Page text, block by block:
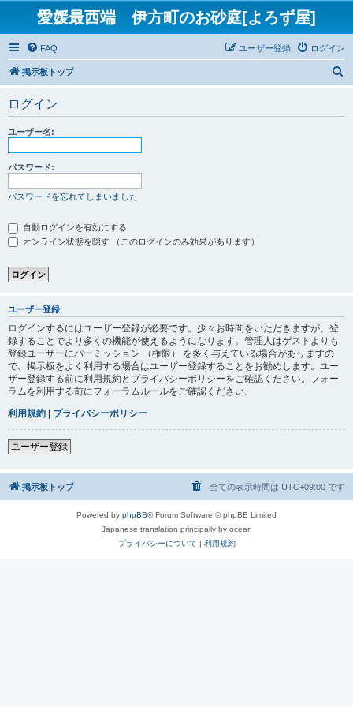
愛媛最西端 伊方町のお砂庭[よろず屋]
FAQ ログイン
ユーザー登録
掲示板トップ
ログイン
ユーザー名:
パスワード:
パスワードを忘れてしまいました
自動ログインを有効にする
オンライン状態を隠す （このログインのみ効果があります）
ユーザー登録
ログインするにはユーザー登録が必要です。少々お時間をいただきますが、登
録することでより多くの機能が使えるようになります。管理人はゲストよりも
登録ユーザーにパーミッション （権限） を多く与えている場合がありますの
で、掲示板をよく利用する場合はユーザー登録することをお勧めします。ユー
ザー登録する前に利用規約とプライバシーポリシーをご確認ください。フォー
ラムを利用する前にフォーラムルールをご確認ください。
利用規約 | プライバシーポリシー
ユーザー登録
掲示板トップ 全ての表示時間は UTC+09:00 です
Powered by phpBB® Forum Software © phpBB Limited
Japanese translation principally by ocean
プライバシーについて | 利用規約